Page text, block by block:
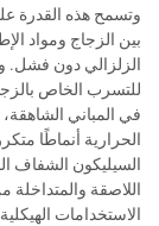
وتسمح هذه القدرة
بين الزجاج ومواد
الزلزالي دون فشل.
للتسرب الخاص
في المباني
الحرارية أنماطًا
السيليكون الشفاف
اللاصقة والمتداخلة
الاستخدامات